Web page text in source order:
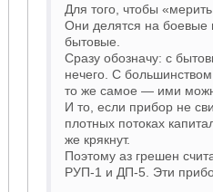
Для того, чтобы
Они делятся на
бытовые.
Сразу обозначу: с
нечего. С
то же самое — ими
И то, если прибор не
плотных потоках
же крякнут.
Поэтому аз грешен
РУП-1 и ДП-5. Эти